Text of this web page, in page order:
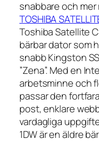
snabbare och
TOSHIBA
Toshiba Satellite
bärbar dator som
snabb Kingston
”Zena”. Med en
arbetsminne och
passar den
post, enklare
vardagliga
1DW är en äldre